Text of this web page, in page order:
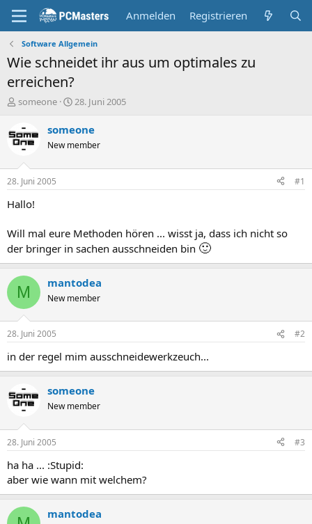
Anmelden Registrieren
Software Allgemein
Wie schneidet ihr aus um optimales zu
erreichen?
E
t
e
e
r
someone
E
s
e
t
28. Juni 2005
someone
New member
28. Juni 2005 #1
Hallo!
Will mal eure Methoden hören ... wisst ja, dass ich nicht so
der bringer in sachen ausschneiden bin 🙂
M mantodea
New member
28. Juni 2005 #2
in der regel mim ausschneidewerkzeuch...
someone
New member
28. Juni 2005 #3
ha ha ... :Stupid:
aber wie wann mit welchem?
mantodea